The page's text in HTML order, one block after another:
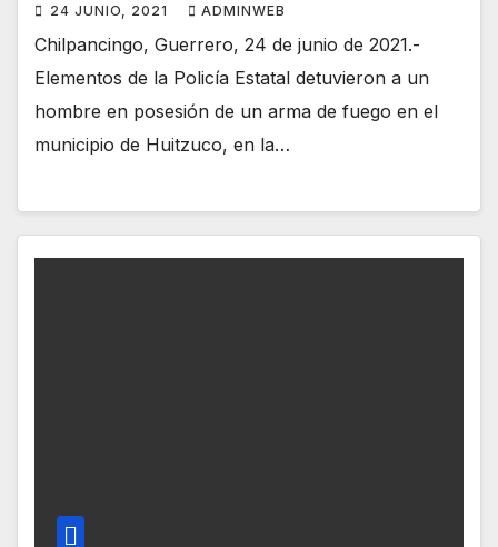
24 JUNIO, 2021 ADMINWEB
Chilpancingo, Guerrero, 24 de junio de 2021.-
Elementos de la Policía Estatal detuvieron a un
hombre en posesión de un arma de fuego en el
municipio de Huitzuco, en la…